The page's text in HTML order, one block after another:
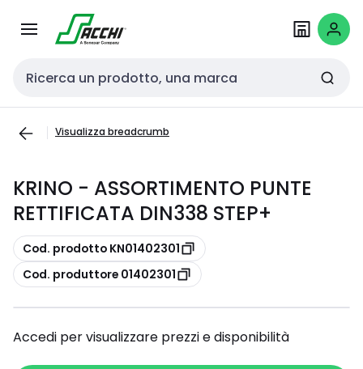
navigazionecontenuto
Cerca input
Visualizza breadcrumb
KRINO - ASSORTIMENTO PUNTE
RETTIFICATA DIN338 STEP+
copia
Cod. prodotto KN01402301
copia
Cod. produttore 01402301
Accedi per visualizzare prezzi e disponibilità